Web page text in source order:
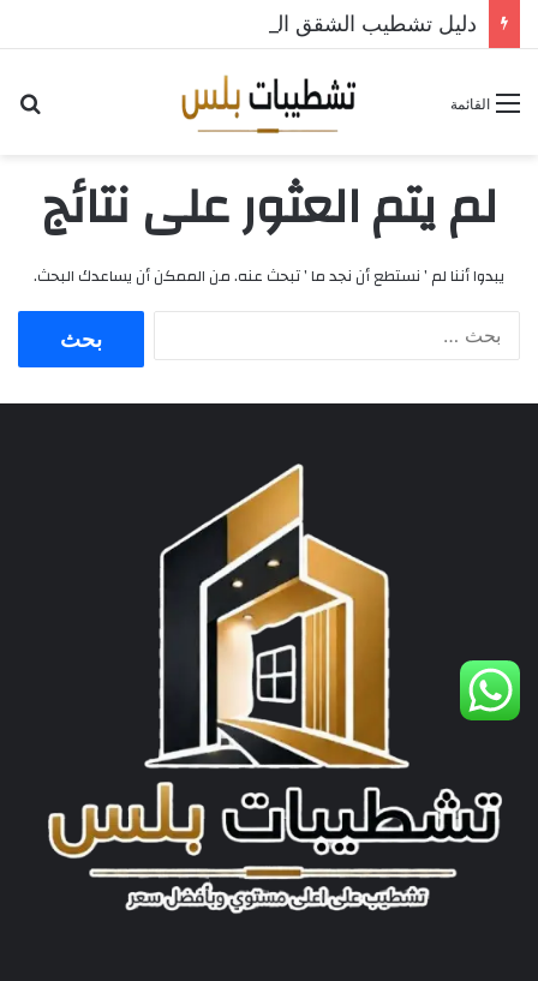
القائمة
لم يتم العثور على نتائج
يبدوا أننا لم ’ نستطع أن نجد ما ’ تبحث عنه. من الممكن أن يساعدك البحث.